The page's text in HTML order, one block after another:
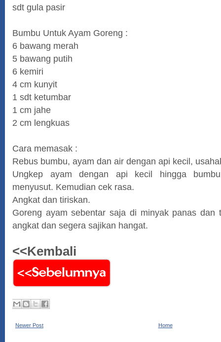
sdt gula pasir
Bumbu Untuk Ayam Goreng :
6 bawang merah
5 bawang putih
6 kemiri
4 cm kunyit
1 sdt ketumbar
1 cm jahe
2 cm lengkuas
Cara memasak :
Rebus bumbu, ayam dan air dengan api kecil,
Ungkep ayam dengan api kecil hingga
menyusut. Kemudian cek rasa.
Angkat dan tiriskan.
Goreng ayam sebentar saja di minyak panas dan
angkat dan segera sajikan hangat.
<<Kembali
Newer Post Home